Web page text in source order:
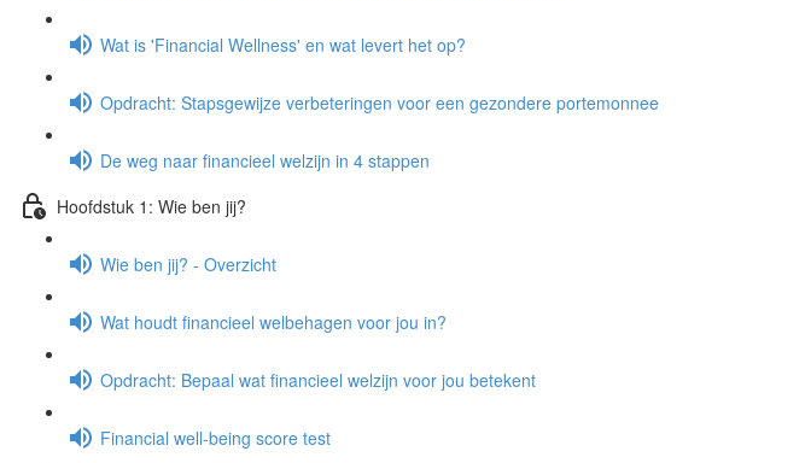
Wat is 'Financial Wellness' en wat levert het op?
Opdracht: Stapsgewijze verbeteringen voor een gezondere portemonnee
De weg naar financieel welzijn in 4 stappen
Hoofdstuk 1: Wie ben jij?
Wie ben jij? - Overzicht
Wat houdt financieel welbehagen voor jou in?
Opdracht: Bepaal wat financieel welzijn voor jou betekent
Financial well-being score test